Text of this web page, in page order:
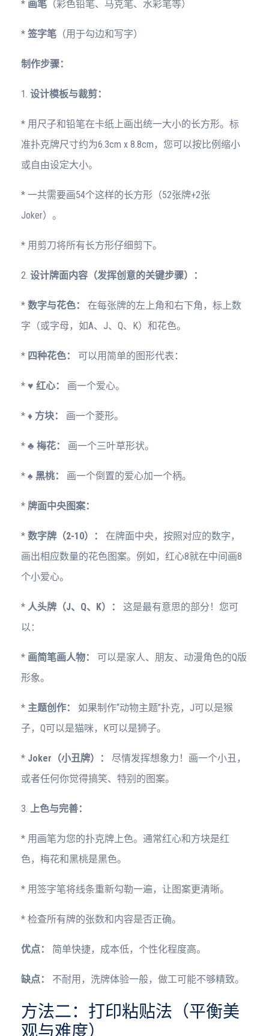
* 画笔 （彩色铅笔、马克笔、水彩笔等）
* 签字笔 （用于勾边和写字）
制作步骤：
1. 设计模板与裁剪：
* 用尺子和铅笔在卡纸上画出统一大小的长方形。标
准扑克牌尺寸约为6.3cm x 8.8cm，您可以按比例缩小
或自由设定大小。
* 一共需要画54个这样的长方形（52张牌+2张
Joker）。
* 用剪刀将所有长方形仔细剪下。
2. 设计牌面内容（发挥创意的关键步骤）：
* 数字与花色：
在每张牌的左上角和右下角，标上数
字（或字母，如A、J、Q、K）和花色。
* 四种花色： 可以用简单的图形代表：
* ♥️ 红心： 画一个爱心。
* ♦️ 方块： 画一个菱形。
* ♣️ 梅花： 画一个三叶草形状。
* ♠️ 黑桃： 画一个倒置的爱心加一个柄。
* 牌面中央图案：
* 数字牌（2-10）：
在牌面中央，按照对应的数字，
画出相应数量的花色图案。例如，红心8就在中间画8
个小爱心。
* 人头牌（J、Q、K）：
这是最有意思的部分！您可
以：
* 画简笔画人物：
可以是家人、朋友、动漫角色的Q版
形象。
* 主题创作：
如果制作“动物主题”扑克，J可以是猴
子，Q可以是猫咪，K可以是狮子。
* Joker（小丑牌）：
尽情发挥想象力！画一个小丑，
或者任何你觉得搞笑、特别的图案。
3. 上色与完善：
* 用画笔为您的扑克牌上色。通常红心和方块是红
色，梅花和黑桃是黑色。
* 用签字笔将线条重新勾勒一遍，让图案更清晰。
* 检查所有牌的张数和内容是否正确。
优点： 简单快捷，成本低，个性化程度高。
缺点： 不耐用，洗牌体验一般，做工可能不够精致。
方法二：打印粘贴法（平衡美
观与难度）